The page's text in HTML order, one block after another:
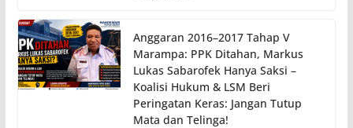
Anggaran 2016–2017 Tahap V
Marampa: PPK Ditahan, Markus
Lukas Sabarofek Hanya Saksi –
Koalisi Hukum & LSM Beri
Peringatan Keras: Jangan Tutup
Mata dan Telinga!